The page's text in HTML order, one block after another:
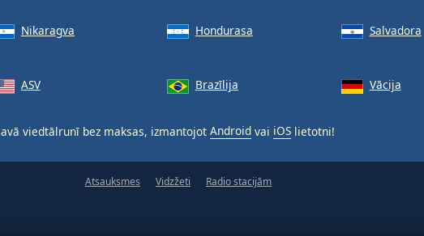
Nikaragva Hondurasa Salvadora
ASV Brazīlija Vācija
viedtālrunī bez maksas, izmantojot Android vai iOS lietotni!
Atsauksmes Vidzžeti Radio stacijām